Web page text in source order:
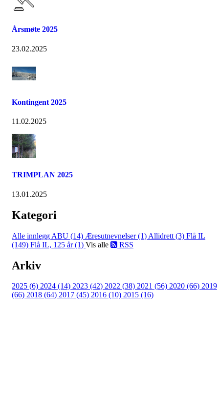
Årsmøte 2025
23.02.2025
Kontingent 2025
11.02.2025
TRIMPLAN 2025
13.01.2025
Kategori
Alle innlegg ABU (14) Æresutnevnelser (1) Allidrett (3) Flå IL
(149) Flå IL, 125 år (1) Vis alle RSS
Arkiv
2025 (6) 2024 (14) 2023 (42) 2022 (38) 2021 (56) 2020 (66) 2019
(66) 2018 (64) 2017 (45) 2016 (10) 2015 (16)